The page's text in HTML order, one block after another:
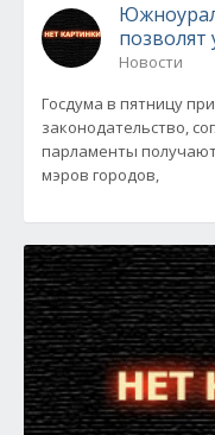
позволят
Новости
Госдума в пятницу
законодательство,
парламенты
мэров городов,